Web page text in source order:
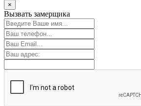
×
Вызвать замерщика